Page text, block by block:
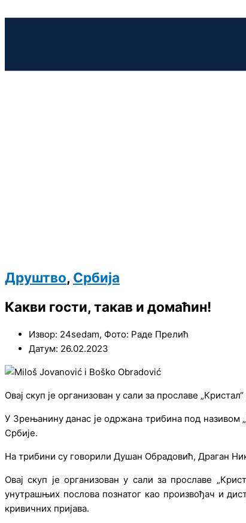
Друштво, Србија
Какви гости, такав и домаћин!
Извор: 24sedam, Фото: Раде Прелић
Датум: 26.02.2023
Овај скуп јe организован у сали за прославe
У Зрeњанину данас јe одржана трибина под називом
Србијe.
На трибини су говорили Душан Обрадовић, Драган
Овај скуп јe организован у сали за прославe
унутрашњих послова познатог као произвођач и
кривичних пријава.